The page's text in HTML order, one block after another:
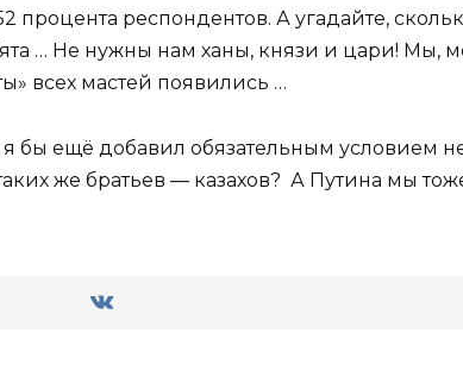
процента респондентов. А угадайте,
… Не нужны нам ханы, князи и цари! Мы,
всех мастей появились …
я бы ещё добавил обязательным условием
же братьев — казахов? А Путина мы